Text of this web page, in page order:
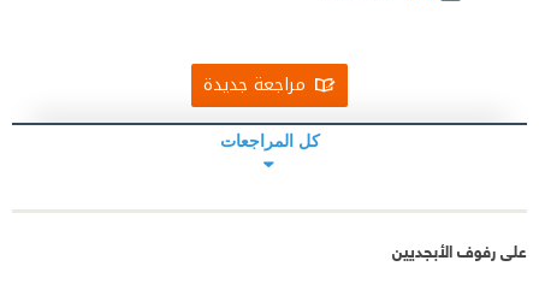
مراجعة جديدة
كل المراجعات
على رفوف الأبجديين